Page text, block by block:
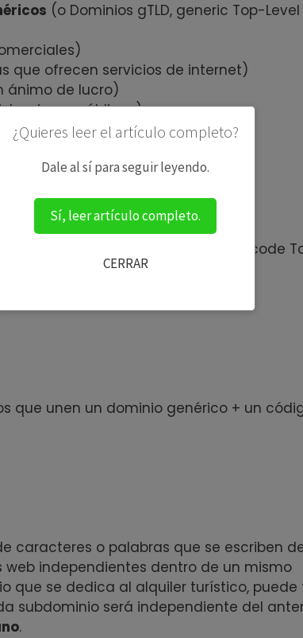
(o Dominios gTLD, generic Top-Level
que ofrecen servicios de internet)
ánimo de lucro)
públicas)
educativas)
(o Dominios ccTLD, country code
que unen un dominio genérico + un
caracteres o palabras que se escriben
independientes dentro de un mismo
que se dedica al alquiler turístico, puede
subdominio será independiente del
.
¿Quieres leer el artículo completo?
Dale al sí para seguir leyendo.
Sí, leer artículo completo.
CERRAR